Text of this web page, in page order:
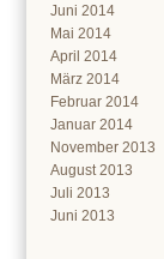
Juni 2014
Mai 2014
April 2014
März 2014
Februar 2014
Januar 2014
November 2013
August 2013
Juli 2013
Juni 2013